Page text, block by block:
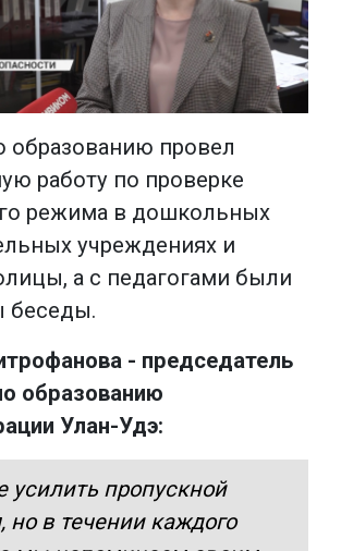
образованию провел
работу по проверке
режима в дошкольных
учреждениях и
а с педагогами были
беседы.
- председатель
образованию
Улан-Удэ:
усилить пропускной
но в течении каждого